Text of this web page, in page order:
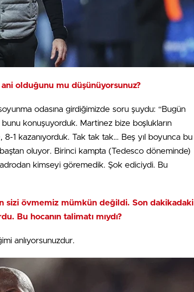
olduğunu mu düşünüyorsunuz?
odasına girdiğimizde soru şuydu: “Bugün
konuşuyorduk. Martinez bize boşlukların
1 kazanıyorduk. Tak tak tak… Beş yıl boyunca bu
oluyor. Birinci kampta (Tedesco döneminde)
kimseyi göremedik. Şok ediciydi. Bu
sizi övmemiz mümkün değildi. Son dakikadaki
Bu hocanın talimatı mıydı?
anlıyorsunuzdur.